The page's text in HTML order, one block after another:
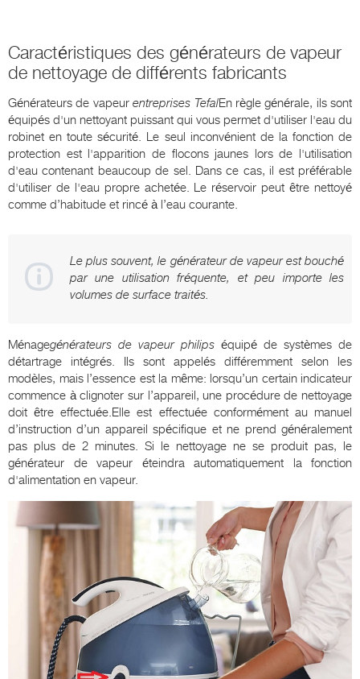
Caractéristiques des générateurs de vapeur
de nettoyage de différents fabricants
Générateurs de vapeurentreprises TefalEn règle générale, ils sont
équipés d'un nettoyant puissant qui vous permet d'utiliser l'eau du
robinet en toute sécurité. Le seul inconvénient de la fonction de
protection est l'apparition de flocons jaunes lors de l'utilisation
d'eau contenant beaucoup de sel. Dans ce cas, il est préférable
d'utiliser de l'eau propre achetée. Le réservoir peut être nettoyé
comme d’habitude et rincé à l’eau courante.
Le plus souvent, le générateur de vapeur est bouché
par une utilisation fréquente, et peu importe les
volumes de surface traités.
Ménagegénérateurs de vapeur philips équipé de systèmes de
détartrage intégrés. Ils sont appelés différemment selon les
modèles, mais l’essence est la même: lorsqu’un certain indicateur
commence à clignoter sur l’appareil, une procédure de nettoyage
doit être effectuée.Elle est effectuée conformément au manuel
d’instruction d’un appareil spécifique et ne prend généralement
pas plus de 2 minutes. Si le nettoyage ne se produit pas, le
générateur de vapeur éteindra automatiquement la fonction
d'alimentation en vapeur.